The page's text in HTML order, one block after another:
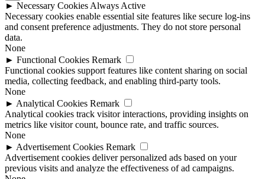
► Necessary Cookies Always Active
Necessary cookies enable essential site features like secure log-ins
and consent preference adjustments. They do not store personal
data.
None
► Functional Cookies Remark
Functional cookies support features like content sharing on social
media, collecting feedback, and enabling third-party tools.
None
► Analytical Cookies Remark
Analytical cookies track visitor interactions, providing insights on
metrics like visitor count, bounce rate, and traffic sources.
None
► Advertisement Cookies Remark
Advertisement cookies deliver personalized ads based on your
previous visits and analyze the effectiveness of ad campaigns.